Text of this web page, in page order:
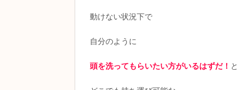
動けない状況下で
自分のように
頭を洗ってもらいたい方がいるはずだ！ と